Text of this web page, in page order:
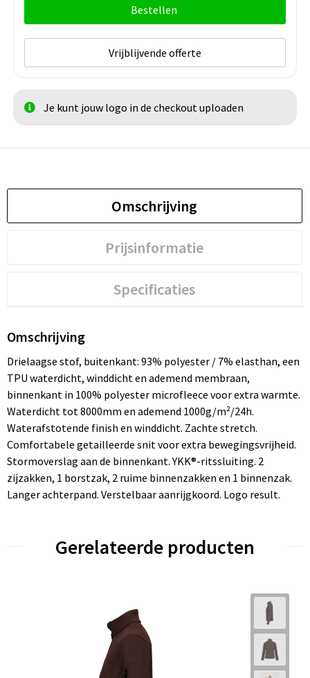
Bestellen
Vrijblijvende offerte
Je kunt jouw logo in de checkout uploaden
Omschrijving
Prijsinformatie
Specificaties
Omschrijving
Drielaagse stof, buitenkant: 93% polyester / 7% elasthan, een
TPU waterdicht, winddicht en ademend membraan,
binnenkant in 100% polyester microfleece voor extra warmte.
Waterdicht tot 8000mm en ademend 1000g/m²/24h.
Waterafstotende finish en winddicht. Zachte stretch.
Comfortabele getailleerde snit voor extra bewegingsvrijheid.
Stormoverslag aan de binnenkant. YKK®-ritssluiting. 2
zijzakken, 1 borstzak, 2 ruime binnenzakken en 1 binnenzak.
Langer achterpand. Verstelbaar aanrijgkoord. Logo result.
Gerelateerde producten